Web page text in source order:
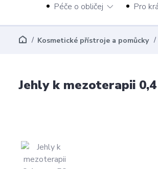
Péče o obličej Pro
Kosmetické přístroje a pomůcky
Jehly k mezoterapii